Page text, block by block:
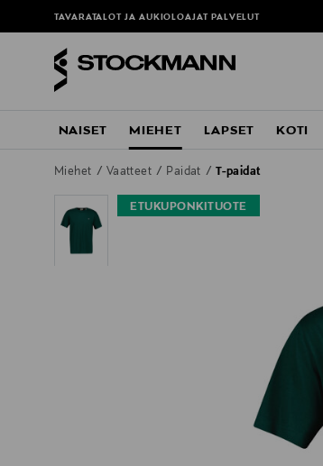
TAVARATALOT JA AUKIOLOAJAT PALVELUT
NAISET MIEHET LAPSET KOTI
Miehet Vaatteet Paidat T-paidat
ETUKUPONKITUOTE